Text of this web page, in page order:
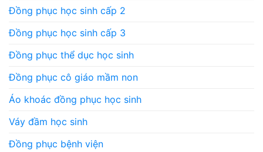
Đồng phục học sinh cấp 2
Đồng phục học sinh cấp 3
Đồng phục thể dục học sinh
Đồng phục cô giáo mầm non
Áo khoác đồng phục học sinh
Váy đầm học sinh
Đồng phục bệnh viện